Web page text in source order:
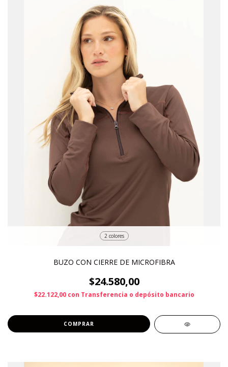
2 colores
BUZO CON CIERRE DE MICROFIBRA
$24.580,00
$22.122,00 con Transferencia o depósito bancario
COMPRAR